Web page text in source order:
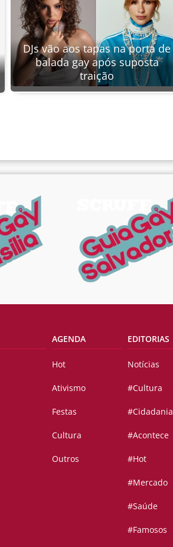
DJs vão aos tapas na porta de
balada gay após suposta
traição
AGENDA
Hot
Ativismo
Festas
Cultura
Outros
EDITORIAS
Notícias
#Cultura
#Cidadania
#Acontece
#Hot
#Mercado
#Saúde
#Famosos